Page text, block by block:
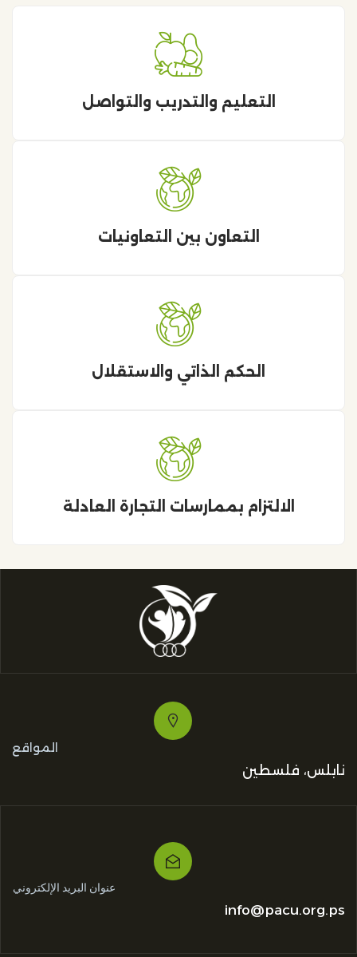
التعليم والتدريب والتواصل
التعاون بين التعاونيات
الحكم الذاتي والاستقلال
الالتزام بممارسات التجارة العادلة
المواقع
نابلس، فلسطين
عنوان البريد الإلكتروني
info@pacu.org.ps